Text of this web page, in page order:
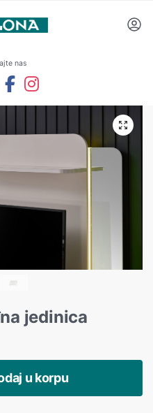
nas
jedinica
u korpu